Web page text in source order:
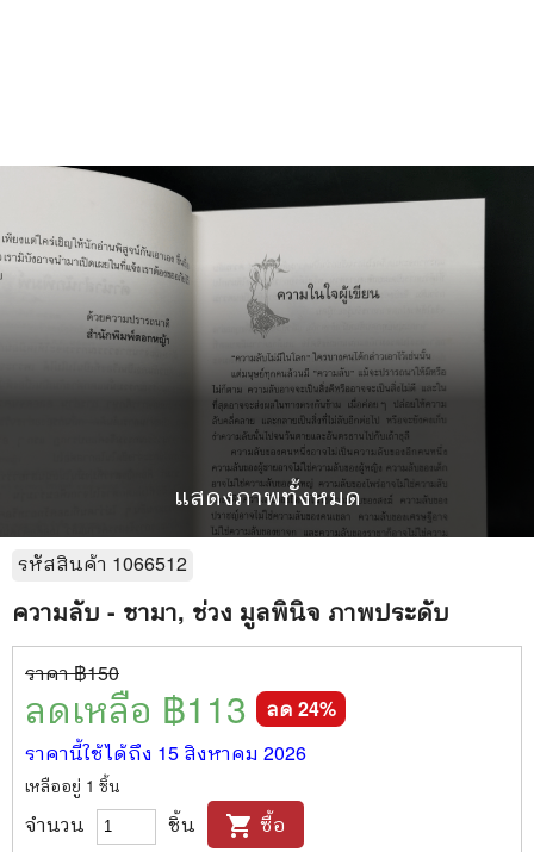
แสดงภาพทั้งหมด
รหัสสินค้า 1066512
ความลับ - ชามา, ช่วง มูลพินิจ ภาพประดับ
ราคา ฿150
ลดเหลือ ฿113 ลด 24%
ราคานี้ใช้ได้ถึง 15 สิงหาคม 2026
เหลืออยู่ 1 ชิ้น
จำนวน ชิ้น shopping_cart ซื้อ